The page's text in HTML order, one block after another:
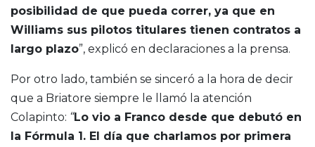
posibilidad de que pueda correr, ya que en
Williams sus pilotos titulares tienen contratos a
largo plazo”, explicó en declaraciones a la prensa.
Por otro lado, también se sinceró a la hora de decir
que a Briatore siempre le llamó la atención
Colapinto: “Lo vio a Franco desde que debutó en
la Fórmula 1. El día que charlamos por primera